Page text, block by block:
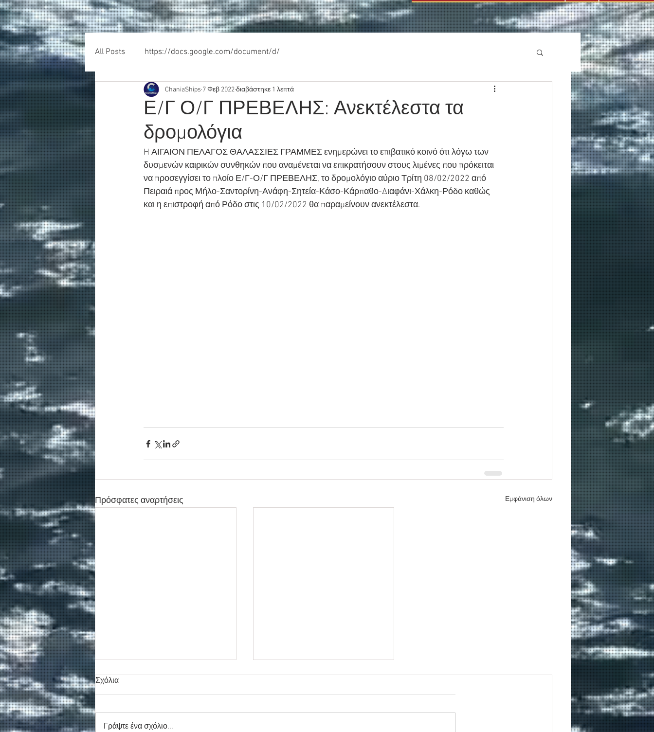
All Posts https://docs.google.com/document/d/
Ε/Γ Ο/Γ ΠΡΕΒΕΛΗΣ: Ανεκτέλεστα τα
δρομολόγια
ChaniaShips 7 Φεβ 2022διαβάστηκε 1 λεπτά
H ΑΙΓΑΙΟΝ ΠΕΛΑΓΟΣ ΘΑΛΑΣΣΙΕΣ ΓΡΑΜΜΕΣ ενημερώνει το επιβατικό κοινό ότι λόγω των
δυσμενών καιρικών συνθηκών που αναμένεται να επικρατήσουν στους λιμένες που πρόκειται
να προσεγγίσει το πλοίο Ε/Γ-Ο/Γ ΠΡΕΒΕΛΗΣ, το δρομολόγιο αύριο Τρίτη 08/02/2022 από
Πειραιά προς Μήλο-Σαντορίνη-Ανάφη-Σητεία-Κάσο-Κάρπαθο-Διαφάνι-Χάλκη-Ρόδο καθώς
και η επιστροφή από Ρόδο στις 10/02/2022 θα παραμείνουν ανεκτέλεστα.
Πρόσφατες αναρτήσεις Εμφάνιση όλων
Σχόλια
Γράψτε ένα σχόλιο...